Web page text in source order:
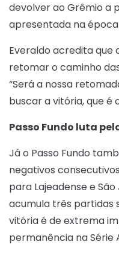
devolver ao Grêmio a
apresentada na
Everaldo acredita
retomar o caminho
“Será a nossa
buscar a vitória, que é
Passo Fundo luta
Já o Passo Fundo
negativos
para Lajeadense e
acumula três partidas
vitória é de extrema
permanência na Série